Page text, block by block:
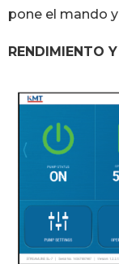
pone el mando
RENDIMIENTO